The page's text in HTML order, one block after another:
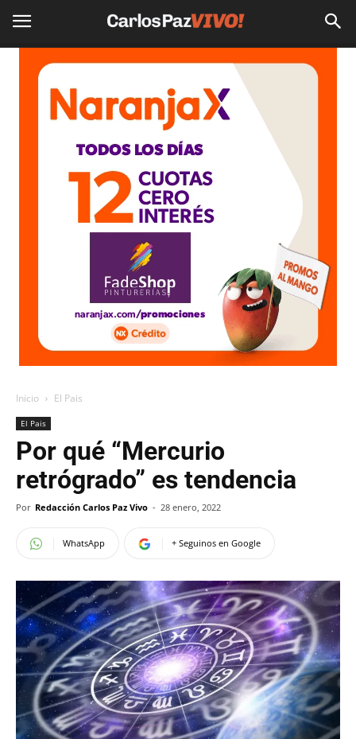
Inicio El Pais
El Pais
Por qué “Mercurio
retrógrado” es tendencia
Por Redacción Carlos Paz Vivo - 28 enero, 2022
WhatsApp + Seguinos en Google